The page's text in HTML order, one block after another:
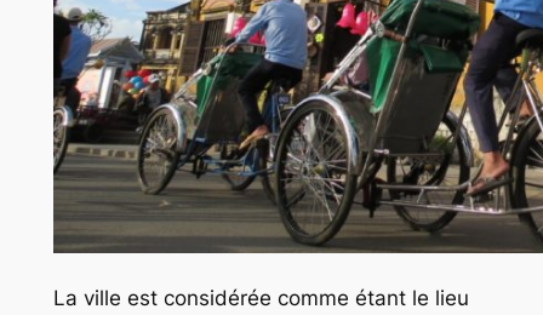
La ville est considérée comme étant le lieu